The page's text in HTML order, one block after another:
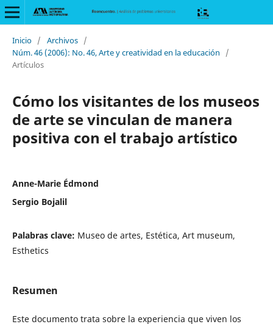
Inicio / Archivos /
Núm. 46 (2006): No. 46, Arte y creatividad en la educación
/
Artículos
Cómo los visitantes de los museos
de arte se vinculan de manera
positiva con el trabajo artístico
Anne-Marie Édmond
Sergio Bojalil
Palabras clave: Museo de artes, Estética, Art museum,
Esthetics
Resumen
Este documento trata sobre la experiencia que viven los